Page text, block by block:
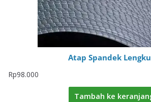
Atap Spandek
Rp98.000
Tambah ke